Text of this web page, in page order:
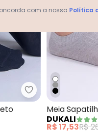
BrancoDukali - Meia
Meia
Cinza
DUKALI
R$ 17,53R$
com a nossa Política